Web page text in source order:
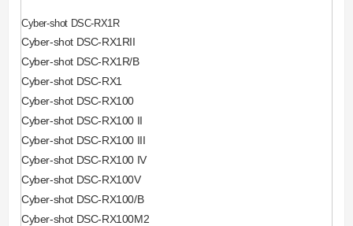
Cyber-shot DSC-RX1R
Cyber-shot DSC-RX1RII
Cyber-shot DSC-RX1R/B
Cyber-shot DSC-RX1
Cyber-shot DSC-RX100
Cyber-shot DSC-RX100 II
Cyber-shot DSC-RX100 III
Cyber-shot DSC-RX100 IV
Cyber-shot DSC-RX100V
Cyber-shot DSC-RX100/B
Cyber-shot DSC-RX100M2